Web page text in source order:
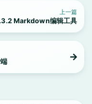
上一篇
Markdown编辑工具